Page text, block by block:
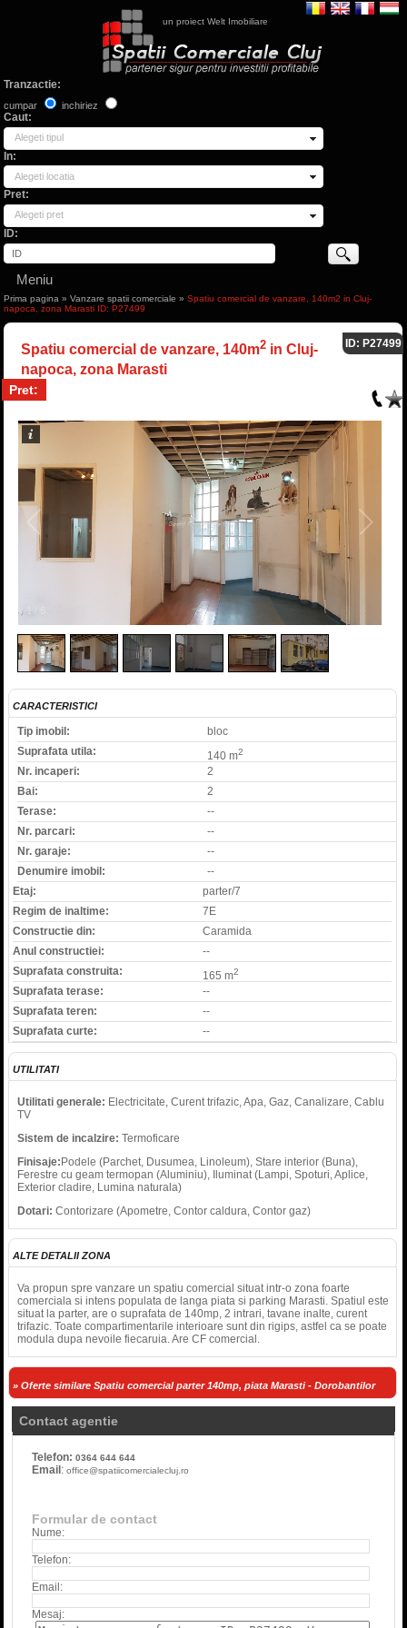
un proiect Welt Imobiliare
Tranzactie:
cumpar inchiriez
Caut:
Alegeti tipul
In:
Alegeti locatia
Pret:
Alegeti pret
ID:
Meniu
Prima pagina »Vanzare spatii comerciale »Spatiu comercial de vanzare, 140m2 in Cluj-
napoca, zona Marasti ID: P27499
Spatiu comercial de vanzare, 140m2in Cluj-
napoca, zona Marasti
Pret:
ID: P27499
1
CARACTERISTICI
Tip imobil:
bloc
Suprafata utila:
140 m2
Nr. incaperi:
2
Bai:
2
Terase:
--
Nr. parcari:
--
Nr. garaje:
--
Denumire imobil:
--
Etaj:
parter/7
Regim de inaltime:
7E
Constructie din:
Caramida
Anul constructiei:
--
Suprafata construita:
165 m2
Suprafata terase:
--
Suprafata teren:
--
Suprafata curte:
--
UTILITATI
Utilitati generale: Electricitate, Curent trifazic, Apa, Gaz, Canalizare, Cablu
TV
Sistem de incalzire: Termoficare
Finisaje: Podele (Parchet, Dusumea, Linoleum), Stare interior (Buna),
Ferestre cu geam termopan (Aluminiu), Iluminat (Lampi, Spoturi, Aplice,
Exterior cladire, Lumina naturala)
Dotari: Contorizare (Apometre, Contor caldura, Contor gaz)
ALTE DETALII ZONA
Va propun spre vanzare un spatiu comercial situat intr-o zona foarte
comerciala si intens populata de langa piata si parking Marasti. Spatiul este
situat la parter, are o suprafata de 140mp, 2 intrari, tavane inalte, curent
trifazic. Toate compartimentarile interioare sunt din rigips, astfel ca se poate
modula dupa nevoile fiecaruia. Are CF comercial.
» Oferte similare Spatiu comercial parter 140mp, piata Marasti - Dorobantilor
Contact agentie
Telefon:0364 644 644
Email :office@spatiicomercialecluj.ro
Formular de contact
Nume:
Telefon:
Email:
Mesaj: